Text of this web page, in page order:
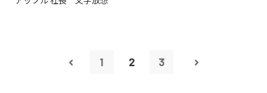
1 2 3